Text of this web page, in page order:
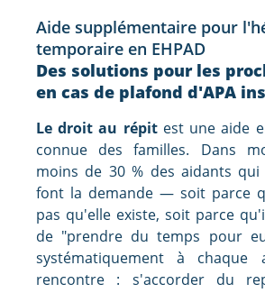
Aide supplémentaire pour
temporaire en EHPAD
Des solutions pour les
en cas de plafond d'APA
Le droit au répitest une aide
connue des familles. Dans
moins de 30 % des aidants
font la demande — soit parce
pas qu'elle existe, soit parce
de "prendre du temps pour
systématiquement à
rencontre : s'accorder du